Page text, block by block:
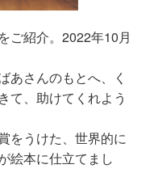
ご紹介。2022年10月
あさんのもとへ、く
て、助けてくれよう
をうけた、世界的に
絵本に仕立てまし